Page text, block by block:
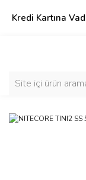
Kredi Kartına